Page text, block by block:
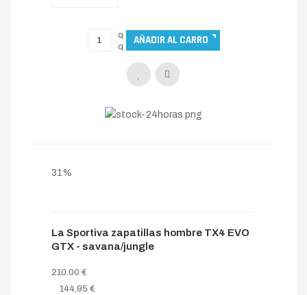
31%
La Sportiva zapatillas hombre TX4 EVO
GTX - savana/jungle
210.00 €
144,95 €